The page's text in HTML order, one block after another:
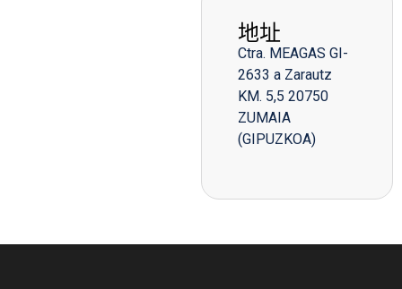
地址
Ctra. MEAGAS GI-
2633 a Zarautz
KM. 5,5 20750
ZUMAIA
(GIPUZKOA)